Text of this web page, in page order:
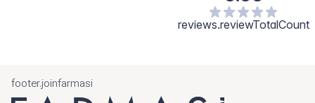
reviews.reviewTotalCount
footer.joinfarmasi